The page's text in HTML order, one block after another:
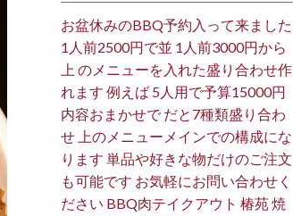
お盆休みのBBQ予約入って来ました
1人前2500円で並 1人前3000円から
上 のメニューを入れた盛り合わせ作
れます 例えば 5人用で予算15000円
内容おまかせで だと7種類盛り合わ
せ 上のメニューメインでの構成にな
ります 単品や好きな物だけのご注文
も可能です お気軽にお問い合わせく
ださい BBQ肉テイクアウト 椿苑 焼